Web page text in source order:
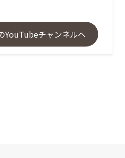
YouTubeチャンネルへ